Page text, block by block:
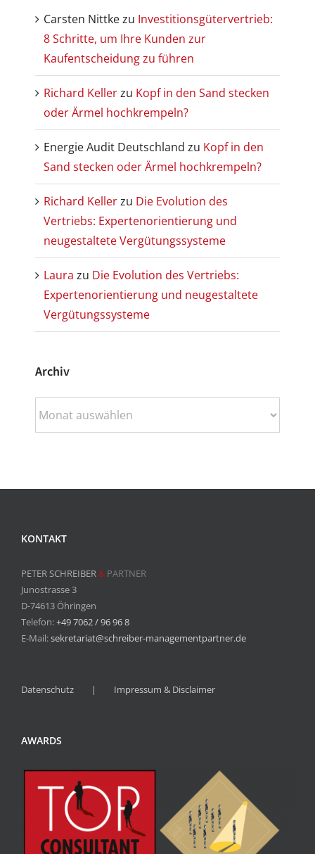
Carsten Nittkezu Investitionsgütervertrieb:
8 Schritte, um Ihre Kunden zur
Kaufentscheidung zu führen
Richard Kellerzu Kopf in den Sand stecken
oder Ärmel hochkrempeln?
Energie Audit Deutschland zu Kopf in den
Sand stecken oder Ärmel hochkrempeln?
Richard Kellerzu Die Evolution des
Vertriebs: Expertenorientierung und
neugestaltete Vergütungssysteme
Laura zu Die Evolution des Vertriebs:
Expertenorientierung und neugestaltete
Vergütungssysteme
Archiv
KONTAKT
PETER SCHREIBER& PARTNER
Junostrasse 3
D-74613 Öhringen
Telefon:+49 7062 / 96 96 8
E-Mail:sekretariat@schreiber-managementpartner.de
Datenschutz Impressum & Disclaimer
AWARDS